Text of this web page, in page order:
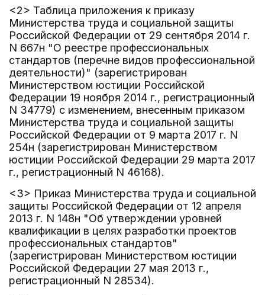
<2> Таблица приложения к приказу
Министерства труда и социальной защиты
Российской Федерации от 29 сентября 2014 г.
N 667н "О реестре профессиональных
стандартов (перечне видов профессиональной
деятельности)" (зарегистрирован
Министерством юстиции Российской
Федерации 19 ноября 2014 г., регистрационный
N 34779) с изменением, внесенным приказом
Министерства труда и социальной защиты
Российской Федерации от 9 марта 2017 г. N
254н (зарегистрирован Министерством
юстиции Российской Федерации 29 марта 2017
г., регистрационный N 46168).
<3> Приказ Министерства труда и социальной
защиты Российской Федерации от 12 апреля
2013 г. N 148н "Об утверждении уровней
квалификации в целях разработки проектов
профессиональных стандартов"
(зарегистрирован Министерством юстиции
Российской Федерации 27 мая 2013 г.,
регистрационный N 28534).